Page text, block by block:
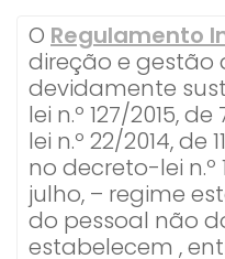
O Regulamento
direção e gestão
devidamente
lei n.º 127/2015,
lei n.º 22/2014, de
no decreto-lei n.º
julho, – regime
do pessoal não
estabelecem ,